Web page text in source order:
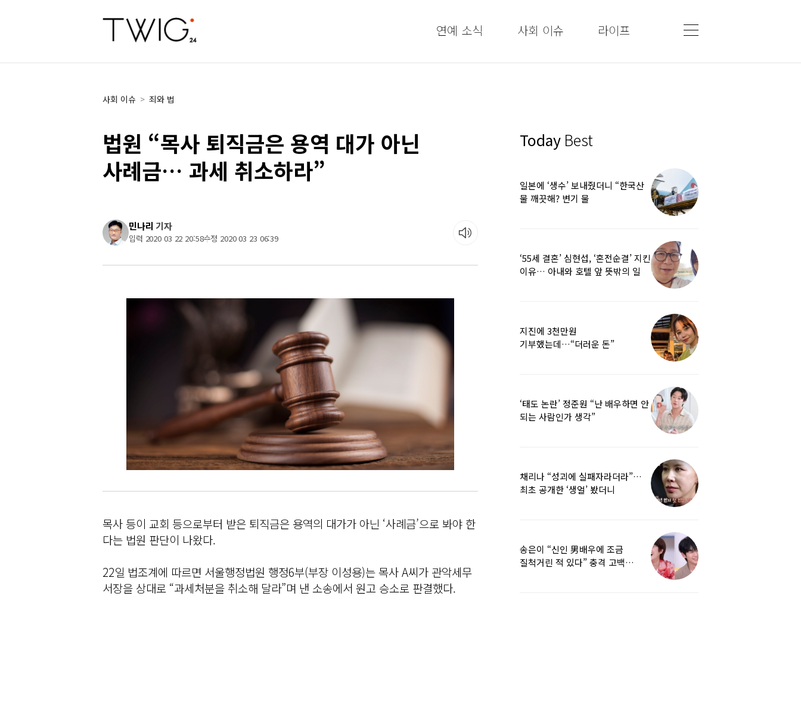
연예 소식 사회 이슈 라이프
사회 이슈 > 죄와 법
법원 “목사 퇴직금은 용역 대가 아닌
사례금… 과세 취소하라”
민나리 기자
입력 2020 03 22 20:58수정 2020 03 23 06:39
목사 등이 교회 등으로부터 받은 퇴직금은 용역의 대가가 아닌 ‘사례금’으로 봐야 한
다는 법원 판단이 나왔다.
22일 법조계에 따르면 서울행정법원 행정6부(부장 이성용)는 목사 A씨가 관악세무
서장을 상대로 “과세처분을 취소해 달라”며 낸 소송에서 원고 승소로 판결했다.
Today Best
일본에 ‘생수’ 보내줬더니 “한국산
물 깨끗해? 변기 물
‘55세 결혼’ 심현섭, ‘혼전순결’ 지킨
이유… 아내와 호텔 앞 뜻밖의 일
지진에 3천만원
기부했는데…“더러운 돈”
‘태도 논란’ 정준원 “난 배우하면 안
되는 사람인가 생각”
채리나 “성괴에 실패자라더라”…
최초 공개한 ‘생얼’ 봤더니
송은이 “신인 男배우에 조금
질척거린 적 있다” 충격 고백…